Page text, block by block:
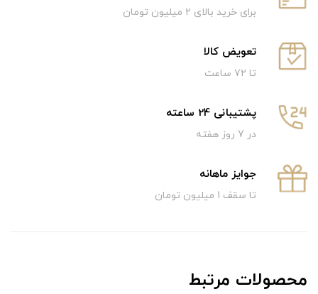
برای خرید بالای ۲ میلیون تومان
تعویض کالا
تا ۷۲ ساعت
پشتیبانی 24 ساعته
در 7 روز هفته
جوایز ماهانه
تا سقف 1 میلیون تومان
محصولات مرتبط